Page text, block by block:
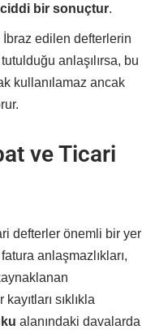
bir sonuçtur.
İbraz edilen defterlerin
anlaşılırsa, bu
kullanılamaz ancak
ve Ticari
defterler önemli bir yer
anlaşmazlıkları,
sıklıkla
alanındaki davalarda